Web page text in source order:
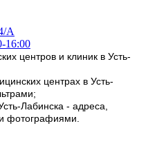
А
16:00
центров и клиник в Усть-
центрах в Усть-
Лабинска - адреса,
фотографиями.